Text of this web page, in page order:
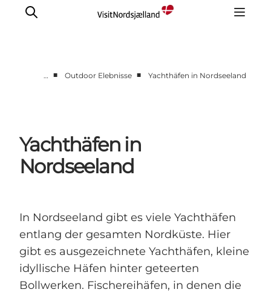
Geschmack
Unterkünfte
Städte
… ■ Outdoor Elebnisse ■ Yachthäfen in Nordseeland
Yachthäfen in
Nordseeland
In Nordseeland gibt es viele Yachthäfen
entlang der gesamten Nordküste. Hier
gibt es ausgezeichnete Yachthäfen, kleine
idyllische Häfen hinter geteerten
Bollwerken. Fischereihäfen, in denen die